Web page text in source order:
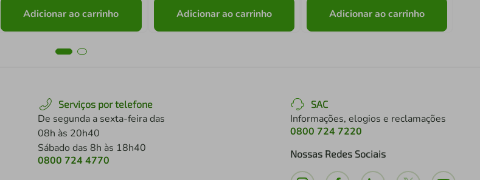
Adicionar ao carrinho Adicionar ao carrinho Adicionar ao carrinho
Serviços por telefone
De segunda a sexta-feira das
08h às 20h40
Sábado das 8h às 18h40
0800 724 4770
SAC
Informações, elogios e reclamações
0800 724 7220
Nossas Redes Sociais